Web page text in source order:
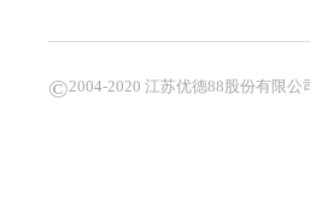
©2004-2020 江苏优德88股份有限公